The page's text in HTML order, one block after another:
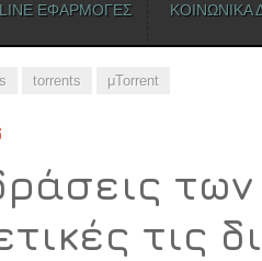
ΕΦΑΡΜΟΓΕΣ ΚΟΙΝΩΝΙΚΑ
torrents μTorrent
τις